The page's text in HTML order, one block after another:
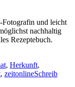
und leicht
nachhaltig
Rezeptebuch.
, Herkunft,
, zeitonlineSchreib